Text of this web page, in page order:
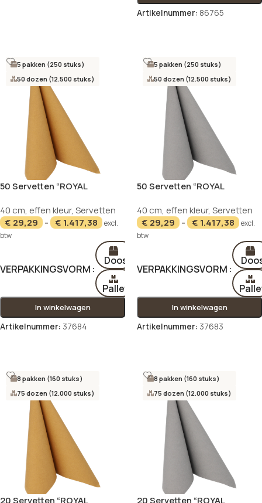
NIEUW
Artikelnummer: 86765
5 pakken (250 stuks)
50 dozen (12.500 stuks)
50 Servetten “ROYAL
40 cm mosterdgeel
40 cm, effen kleur, Servetten
€ 29,29 - € 1.417,38
excl.
btw
VERPAKKINGSVORM
Doos
Pallet
In winkelwagen
Artikelnummer: 37684
5 pakken (250 stuks)
50 dozen (12.500 stuks)
50 Servetten “ROYAL
40 cm steengrijs
40 cm, effen kleur, Servetten
€ 29,29 - € 1.417,38
excl.
btw
VERPAKKINGSVORM
In winkelwagen
Artikelnummer: 37683
8 pakken (160 stuks)
75 dozen (12.000 stuks)
20 Servetten “ROYAL
8 pakken (160 stuks)
75 dozen (12.000 stuks)
20 Servetten “ROYAL